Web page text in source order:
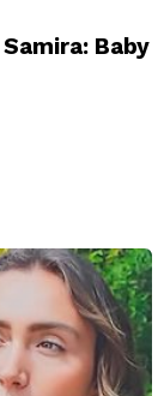
Baby